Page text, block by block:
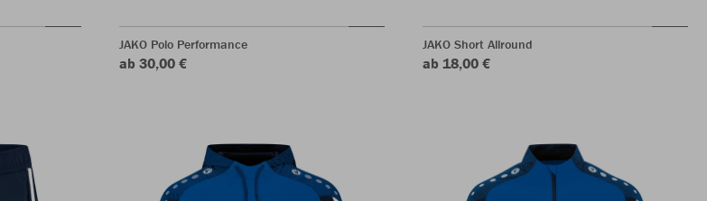
JAKO Polo Performance
ab 30,00 €
JAKO Short Allround
ab 18,00 €